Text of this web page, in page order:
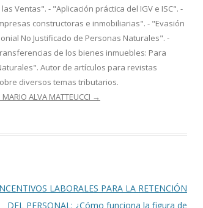
Ventas". - "Aplicación práctica del IGV e ISC". -
constructoras e inmobiliarias". - "Evasión
No Justificado de Personas Naturales". -
de los bienes inmuebles: Para
Autor de artículos para revistas
diversos temas tributarios.
ALVA MATTEUCCI →
LABORALES PARA LA RETENCIÓN
DEL PERSONAL: ¿Cómo funciona la figura de